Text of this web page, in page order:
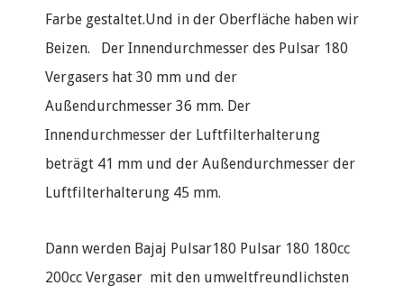
Farbe gestaltet.Und in der Oberfläche haben wir
Beizen. Der Innendurchmesser des Pulsar 180
Vergasers hat 30 mm und der
Außendurchmesser 36 mm. Der
Innendurchmesser der Luftfilterhalterung
beträgt 41 mm und der Außendurchmesser der
Luftfilterhalterung 45 mm.
Dann werden Bajaj Pulsar180 Pulsar 180 180cc
200cc Vergaser mit den umweltfreundlichsten